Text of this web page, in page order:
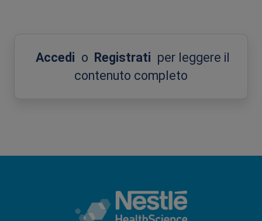
Accedi o Registrati per leggere il
contenuto completo